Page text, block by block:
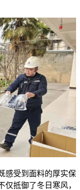
感受到面料的厚实保
仅抵御了冬日寒风，